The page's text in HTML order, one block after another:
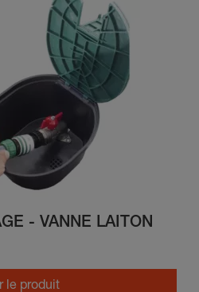
- VANNE LAITON
le produit